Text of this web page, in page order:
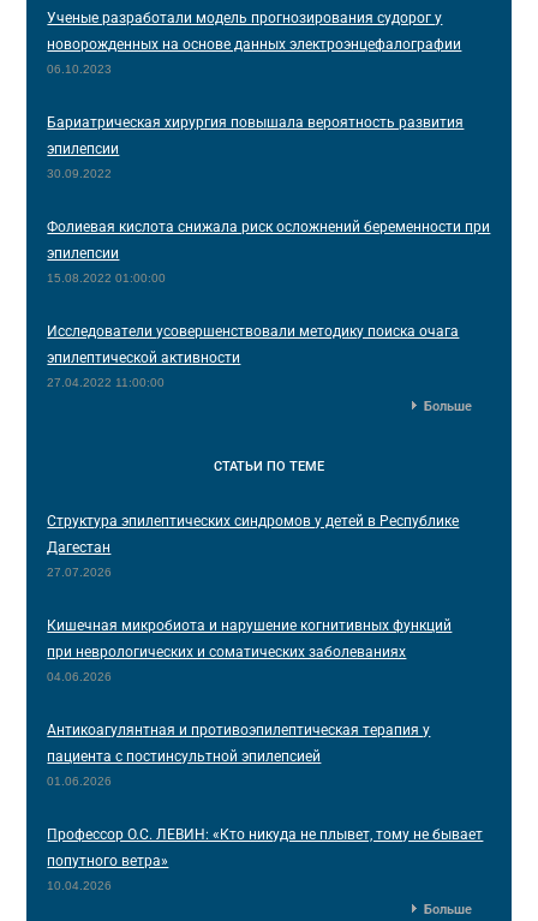
Ученые разработали модель прогнозирования судорог у
новорожденных на основе данных электроэнцефалографии
06.10.2023
Бариатрическая хирургия повышала вероятность развития
эпилепсии
30.09.2022
Фолиевая кислота снижала риск осложнений беременности при
эпилепсии
15.08.2022 01:00:00
Исследователи усовершенствовали методику поиска очага
эпилептической активности
27.04.2022 11:00:00
Больше
СТАТЬИ ПО ТЕМЕ
Структура эпилептических синдромов у детей в Республике
Дагестан
27.07.2026
Кишечная микробиота и нарушение когнитивных функций
при неврологических и соматических заболеваниях
04.06.2026
Антикоагулянтная и противоэпилептическая терапия у
пациента с постинсультной эпилепсией
01.06.2026
Профессор О.С. ЛЕВИН: «Кто никуда не плывет, тому не бывает
попутного ветра»
10.04.2026
Больше